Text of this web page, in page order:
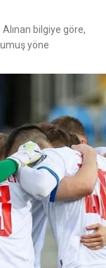
bilgiye göre,
yöne